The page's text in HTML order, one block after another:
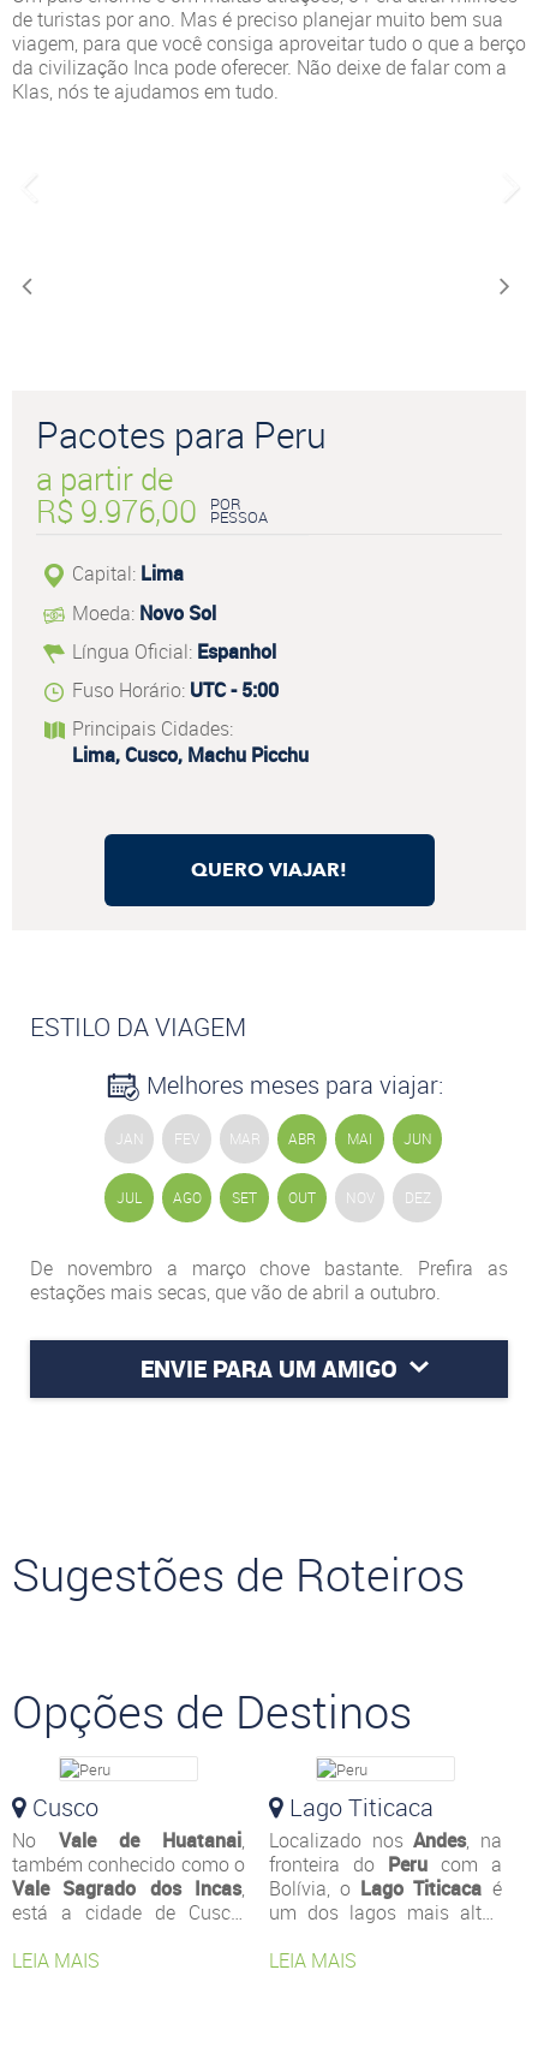
de turistas por ano. Mas é preciso planejar muito bem sua
viagem, para que você consiga aproveitar tudo o que a berço
da civilização Inca pode oferecer. Não deixe de falar com a
Klas, nós te ajudamos em tudo.
Pacotes para Peru
a partir de
R$ 9.976,00 POR
PESSOA
Capital: Lima
Moeda: Novo Sol
Língua Oficial: Espanhol
Fuso Horário: UTC - 5:00
Principais Cidades:
Lima, Cusco, Machu Picchu
QUERO VIAJAR!
ESTILO DA VIAGEM
Melhores meses para viajar:
JAN FEV MAR ABR MAI JUN
JUL AGO SET OUT NOV DEZ
De novembro a março chove bastante. Prefira as
estações mais secas, que vão de abril a outubro.
ENVIE PARA UM AMIGO
Sugestões de Roteiros
Opções de Destinos
Cusco
No Vale de Huatanai,
também conhecido como o
Vale Sagrado dos Incas,
está a cidade de Cusco,
visitadas do Peru. A região
LEIA MAIS
Lago Titicaca
Localizado nos Andes, na
fronteira do Peru com a
Bolívia, o Lago Titicaca é
um dos lagos mais altos
3.821 metros acima do
LEIA MAIS